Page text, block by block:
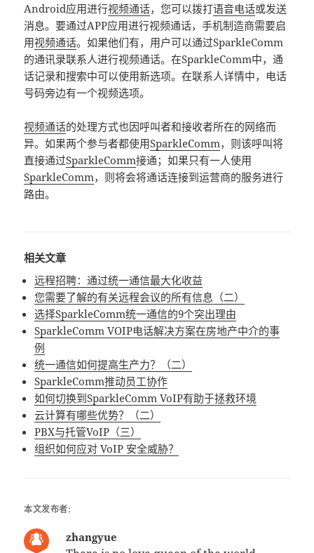
Android应用进行视频通话，您可以拨打语音电话或发送
消息。要通过APP应用进行视频通话，手机制造商需要启
用视频通话。如果他们有，用户可以通过SparkleComm
的通讯录联系人进行视频通话。在SparkleComm中，通
话记录和搜索中可以使用新选项。在联系人详情中，电话
号码旁边有一个视频选项。
视频通话的处理方式也因呼叫者和接收者所在的网络而
异。如果两个参与者都使用SparkleComm，则该呼叫将
直接通过SparkleComm接通；如果只有一人使用
SparkleComm，则将会将通话连接到运营商的服务进行
路由。
相关文章
远程招聘：通过统一通信最大化收益
您需要了解的有关远程会议的所有信息（二）
选择SparkleComm统一通信的9个突出理由
SparkleComm VOIP电话解决方案在房地产中介的事
例
统一通信如何提高生产力？（二）
SparkleComm推动员工协作
如何切换到SparkleComm VoIP有助于拯救环境
云计算有哪些优势？（二）
PBX与托管VoIP（三）
组织如何应对 VoIP 安全威胁？
本文发布者:
zhangyue